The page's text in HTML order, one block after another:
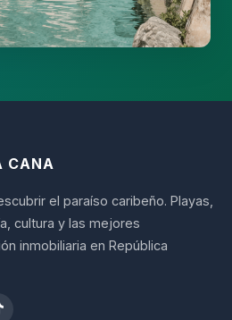
CANA
el paraíso caribeño. Playas,
cultura y las mejores
inmobiliaria en República